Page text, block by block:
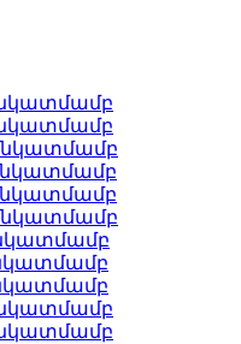
նկատմամբ
նկատմամբ
նկատմամբ
նկատմամբ
նկատմամբ
նկատմամբ
նկատմամբ
նկատմամբ
նկատմամբ